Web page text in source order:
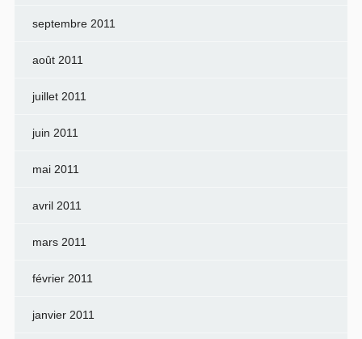
septembre 2011
août 2011
juillet 2011
juin 2011
mai 2011
avril 2011
mars 2011
février 2011
janvier 2011